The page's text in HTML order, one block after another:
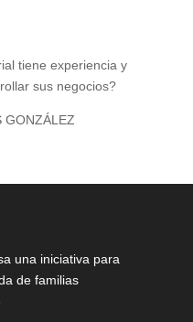
tiene experiencia y
sus negocios?
GONZÁLEZ
una iniciativa para
de familias